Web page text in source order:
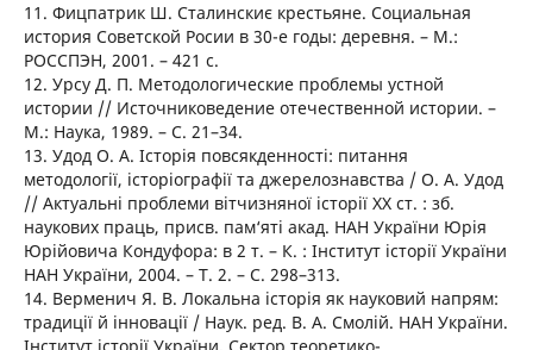
11. Фицпатрик Ш. Сталинскиє крестьяне. Социальная
история Советской Росии в 30-е годы: деревня. – М.:
РОССПЭН, 2001. – 421 с.
12. Урсу Д. П. Методологические проблемы устной
истории // Источниковедение отечественной истории. –
М.: Наука, 1989. – С. 21–34.
13. Удод О. А. Історія повсякденності: питання
методології, історіографії та джерелознавства / О. А. Удод
// Актуальні проблеми вітчизняної історії ХХ ст. : зб.
наукових праць, присв. пам‘яті акад. НАН України Юрія
Юрійовича Кондуфора: в 2 т. – К. : Інститут історії України
НАН України, 2004. – Т. 2. – С. 298–313.
14. Верменич Я. В. Локальна історія як науковий напрям:
традиції й інновації / Наук. ред. В. А. Смолій. НАН України.